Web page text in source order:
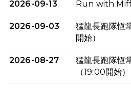
2026-09-13 Run with
2026-09-03
猛龍長跑隊恆
開始）
2026-08-27
猛龍長跑隊恆
（19:00開始）